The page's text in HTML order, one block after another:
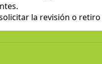
la revisión o